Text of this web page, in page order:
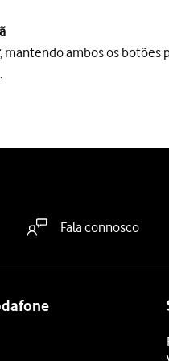
, mantendo ambos os botões
Fala connosco